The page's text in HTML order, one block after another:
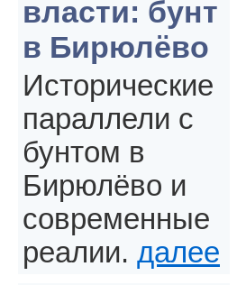
власти: бунт
в Бирюлёво
Исторические
параллели с
бунтом в
Бирюлёво и
современные
реалии. далее